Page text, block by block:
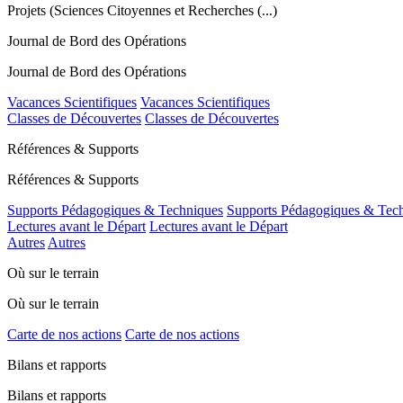
Projets (Sciences Citoyennes et Recherches (...)
Journal de Bord des Opérations
Journal de Bord des Opérations
Vacances Scientifiques Vacances Scientifiques
Classes de Découvertes Classes de Découvertes
Références & Supports
Références & Supports
Supports Pédagogiques & Techniques Supports Pédagogiques &
Lectures avant le Départ Lectures avant le Départ
Autres Autres
Où sur le terrain
Où sur le terrain
Carte de nos actions Carte de nos actions
Bilans et rapports
Bilans et rapports